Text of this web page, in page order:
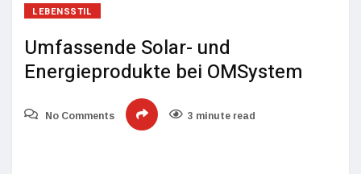
LEBENSSTIL
Umfassende Solar- und
Energieprodukte bei OMSystem
No Comments 3 minute read